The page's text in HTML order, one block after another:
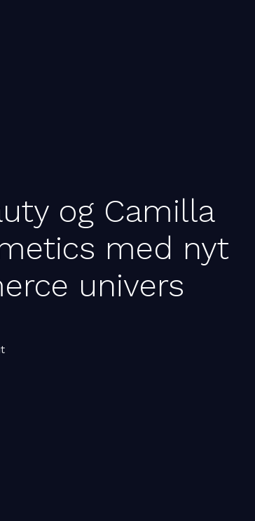
og Camilla
med nyt
univers